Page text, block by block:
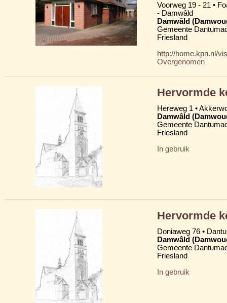
Voorweg 19 - 21 •
- Damwâld
Damwâld
Gemeente
Friesland
http://home.kpn.nl/
Overgenomen
Hervormde
Hereweg 1 •
Damwâld
Gemeente
Friesland
In gebruik
Hervormde
Doniaweg 76 •
Damwâld
Gemeente
Friesland
In gebruik